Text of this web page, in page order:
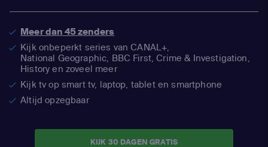
Meer dan 45 zenders
Kijk onbeperkt series van CANAL+,
National Geographic, BBC First, Crime & Investigation,
History en zoveel meer
Kijk tv op smart tv, laptop, tablet en smartphone
Altijd opzegbaar
KIJK 30 DAGEN GRATIS